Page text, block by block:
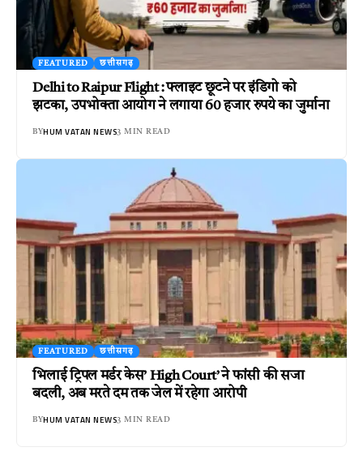
FEATURED छत्तीसगढ़
Delhi to Raipur Flight : फ्लाइट छूटने पर इंडिगो को
झटका, उपभोक्ता आयोग ने लगाया 60 हजार रुपये का जुर्माना
BYHUM VATAN NEWS3 MIN READ
FEATURED छत्तीसगढ़
भिलाई ट्रिपल मर्डर केस’ High Court’ ने फांसी की सजा
बदली, अब मरते दम तक जेल में रहेगा आरोपी
BYHUM VATAN NEWS3 MIN READ